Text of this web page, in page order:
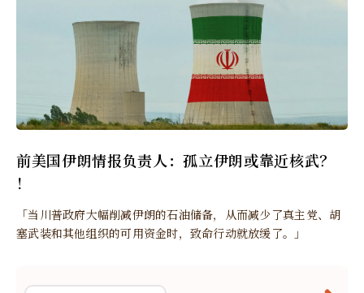
前美国伊朗情报负责人：孤立伊朗或靠近核武？
！
「当川普政府大幅削减伊朗的石油储备，从而减少了真主党、胡
塞武装和其他组织的可用资金时，致命行动就放缓了。」